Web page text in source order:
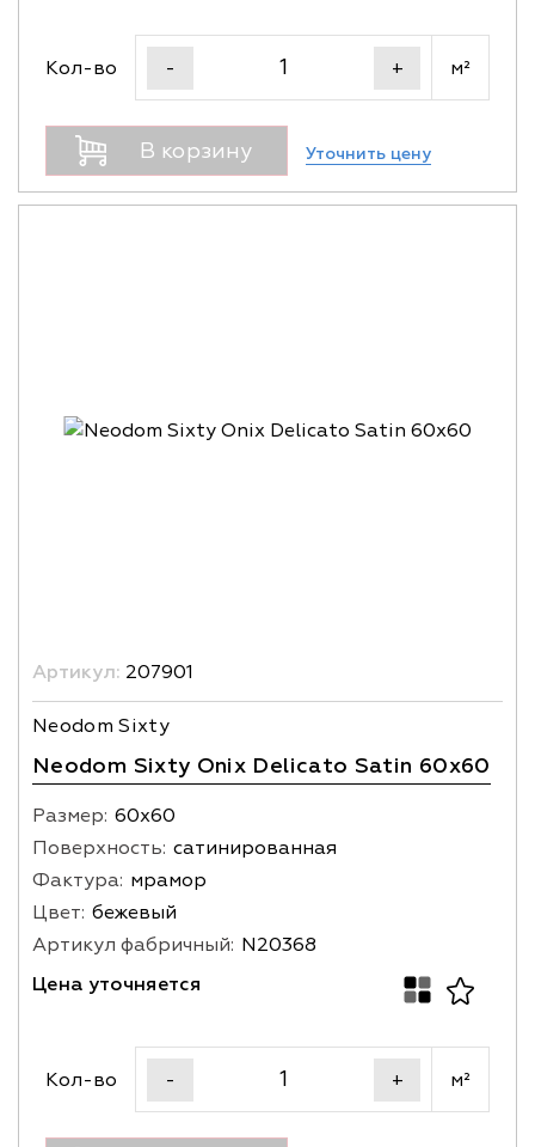
Кол-во - + м²
В корзину Уточнить цену
Артикул: 207901
Neodom Sixty
Neodom Sixty Onix Delicato Satin 60x60
Размер: 60х60
Поверхность: сатинированная
Фактура: мрамор
Цвет: бежевый
Артикул фабричный: N20368
Цена уточняется
Кол-во - + м²